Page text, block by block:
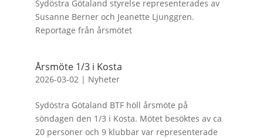
Sydöstra Götaland styrelse representerades av
Susanne Berner och Jeanette Ljunggren.
Reportage från årsmötet
Årsmöte 1/3 i Kosta
2026-03-02| Nyheter
Sydöstra Götaland BTF höll årsmöte på
söndagen den 1/3 i Kosta. Mötet besöktes av ca
20 personer och 9 klubbar var representerade